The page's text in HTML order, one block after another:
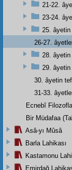
21-22.
23-24.
25.
26-27.
28.
29.
30. âyetin
31-33.
Ecnebî
Bir Müdafaa
Asâ-yı Mûsâ
Barla Lahikası
Kastamonu
Emirdağ